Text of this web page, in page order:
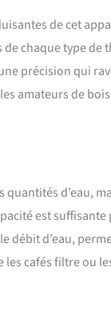
de cet
chaque type de
précision qui
amateurs de
d’eau,
est
débit d’eau,
cafés filtre ou